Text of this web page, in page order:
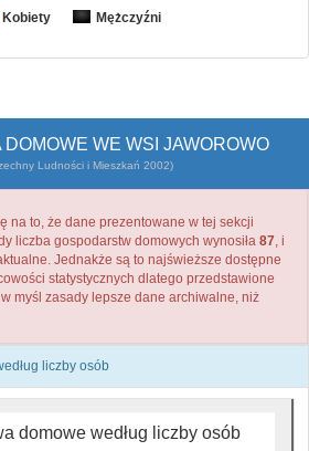
Kobiety Mężczyźni
WE WSI JAWOROWO
Ludności i Mieszkań 2002)
na to, że dane prezentowane w tej sekcji
liczba gospodarstw domowych wynosiła 87, i
Jednakże są to najświeższe dostępne
statystycznych dlatego przedstawione
myśl zasady lepsze dane archiwalne, niż
liczby osób
domowe według liczby osób